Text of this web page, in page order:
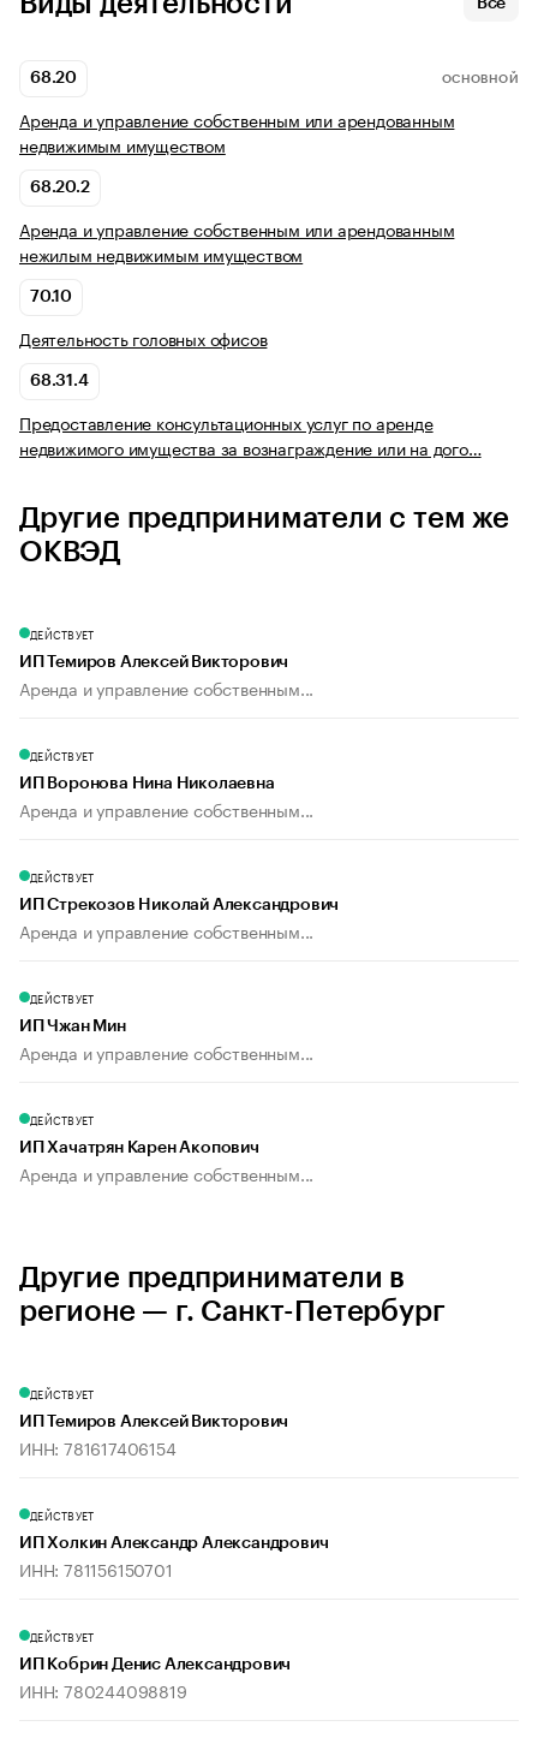
Все
68.20 ОСНОВНОЙ
Аренда и управление собственным или арендованным
недвижимым имуществом
68.20.2
Аренда и управление собственным или арендованным
нежилым недвижимым имуществом
70.10
Деятельность головных офисов
68.31.4
Предоставление консультационных услуг по аренде
недвижимого имущества за вознаграждение или на дого…
Другие предприниматели с тем же
ОКВЭД
ДЕЙСТВУЕТ
ИП Темиров Алексей Викторович
Аренда и управление собственным...
ДЕЙСТВУЕТ
ИП Воронова Нина Николаевна
Аренда и управление собственным...
ДЕЙСТВУЕТ
ИП Стрекозов Николай Александрович
Аренда и управление собственным...
ДЕЙСТВУЕТ
ИП Чжан Мин
Аренда и управление собственным...
ДЕЙСТВУЕТ
ИП Хачатрян Карен Акопович
Аренда и управление собственным...
Другие предприниматели в
регионе — г. Санкт-Петербург
ДЕЙСТВУЕТ
ИП Темиров Алексей Викторович
ИНН: 781617406154
ДЕЙСТВУЕТ
ИП Холкин Александр Александрович
ИНН: 781156150701
ДЕЙСТВУЕТ
ИП Кобрин Денис Александрович
ИНН: 780244098819